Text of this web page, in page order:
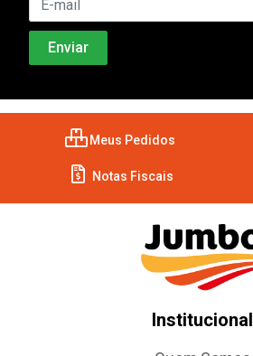
Meus Pedidos
Notas Fiscais
Institucional